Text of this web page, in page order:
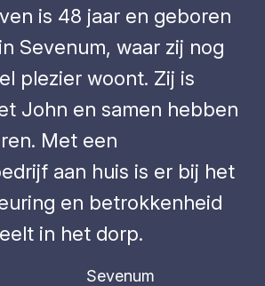
is 48 jaar en geboren
Sevenum, waar zij nog
plezier woont. Zij is
John en samen hebben
Met een
aan huis is er bij het
en betrokkenheid
in het dorp.
Sevenum